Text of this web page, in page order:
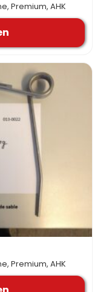
Premium, AHK
Premium, AHK